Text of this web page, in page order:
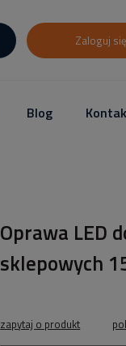
Zaloguj się
Blog
Oprawa LED
sklepowych
zapytaj o produkt